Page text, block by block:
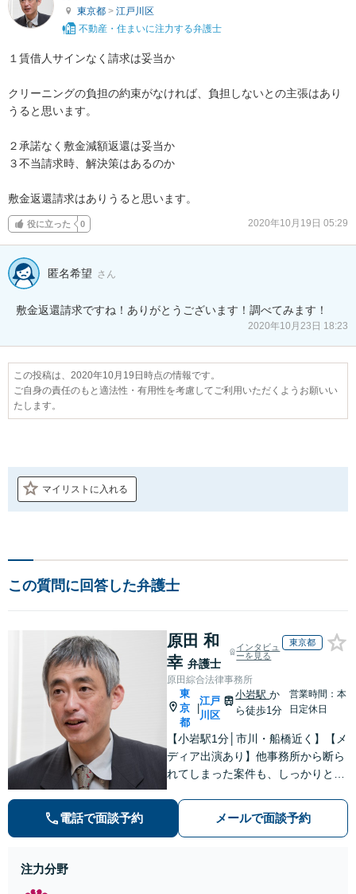
東京都 > 江戸川区
不動産・住まいに注力する弁護士
１賃借人サインなく請求は妥当か
クリーニングの負担の約束がなければ、負担しないとの主張はあり
うると思います。
２承諾なく敷金減額返還は妥当か
３不当請求時、解決策はあるのか
敷金返還請求はありうると思います。
役に立った 0 2020年10月19日 05:29
匿名希望 さん
敷金返還請求ですね！ありがとうございます！調べてみます！
2020年10月23日 18:23
この投稿は、2020年10月19日時点の情報です。
ご自身の責任のもと適法性・有用性を考慮してご利用いただくようお願いい
たします。
マイリストに入れる
この質問に回答した弁護士
原田 和
幸 弁護士
インタビュ
ーを見る
東京都
原田綜合法律事務所
東
京
都
|
江戸
川区
小岩駅か
ら徒歩1分
営業時間：本
日定休日
【小岩駅1分│市川・船橋近く】【メ
ディア出演あり】他事務所から断ら
れてしまった案件も、しっかりと面
【解決実績約1000件】豊富な離婚調
停・裁判実績あり【不動産業界出
電話で面談予約 メールで面談予約
注力分野